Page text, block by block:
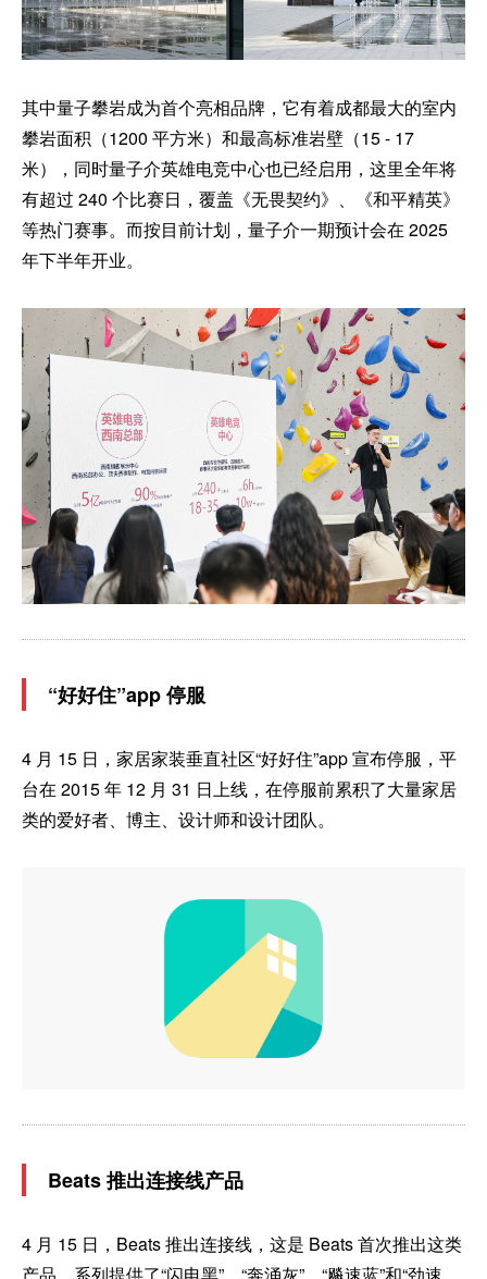
其中量子攀岩成为首个亮相品牌，它有着成都最大的室内
攀岩面积（1200 平方米）和最高标准岩壁（15 - 17
米），同时量子介英雄电竞中心也已经启用，这里全年将
有超过 240 个比赛日，覆盖《无畏契约》、《和平精英》
等热门赛事。而按目前计划，量子介一期预计会在 2025
年下半年开业。
“好好住”app 停服
4 月 15 日，家居家装垂直社区“好好住”app 宣布停服，平
台在 2015 年 12 月 31 日上线，在停服前累积了大量家居
类的爱好者、博主、设计师和设计团队。
Beats 推出连接线产品
4 月 15 日，Beats 推出连接线，这是 Beats 首次推出这类